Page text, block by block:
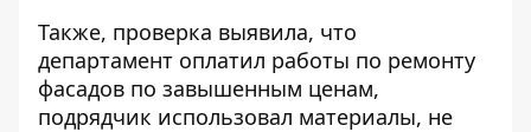
Также, проверка выявила, что
департамент оплатил работы по ремонту
фасадов по завышенным ценам,
подрядчик использовал материалы, не